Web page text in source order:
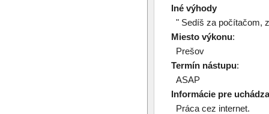
Iné výhody
" Sedíš za počítačom,
Miesto výkonu:
Prešov
Termín nástupu:
ASAP
Informácie pre
Práca cez internet.